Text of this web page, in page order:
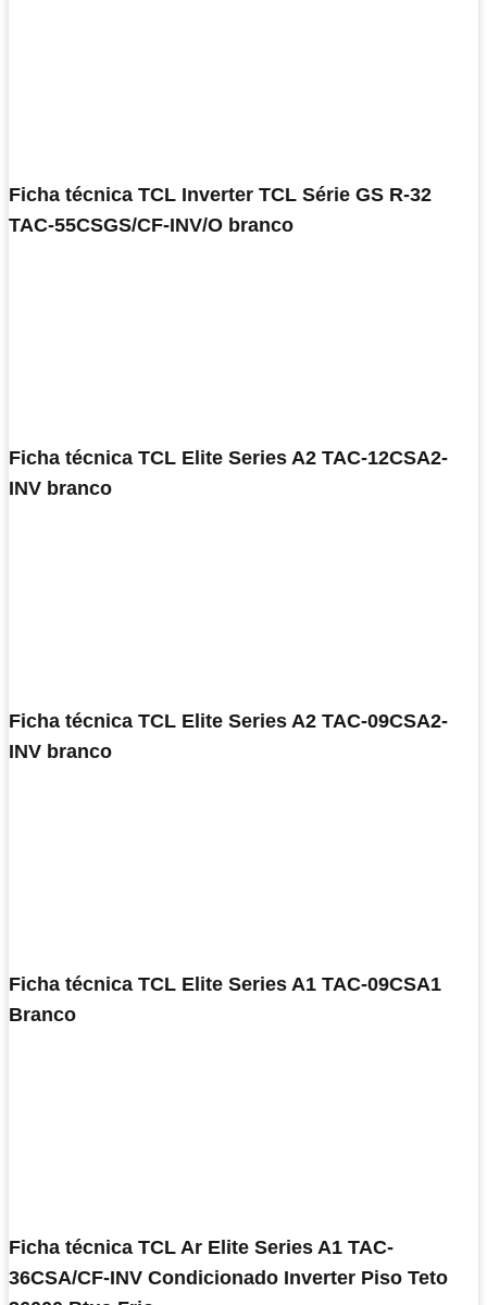
Ficha técnica TCL Inverter TCL Série GS R-32
TAC-55CSGS/CF-INV/O branco
Ficha técnica TCL Elite Series A2 TAC-12CSA2-
INV branco
Ficha técnica TCL Elite Series A2 TAC-09CSA2-
INV branco
Ficha técnica TCL Elite Series A1 TAC-09CSA1
Branco
Ficha técnica TCL Ar Elite Series A1 TAC-
36CSA/CF-INV Condicionado Inverter Piso Teto